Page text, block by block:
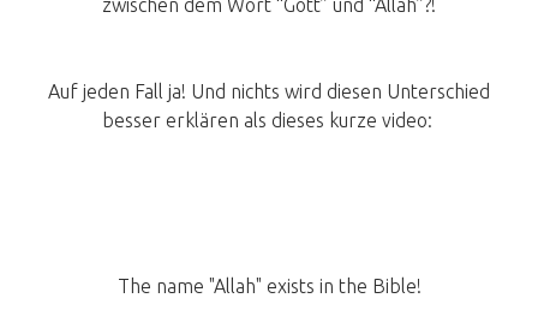
zwischen dem Wort “Gott” und “Allah”?!
Auf jeden Fall ja! Und nichts wird diesen Unterschied
besser erklären als dieses kurze video: ‎
The name "Allah" exists in the Bible!